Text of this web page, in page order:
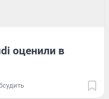
оценили в